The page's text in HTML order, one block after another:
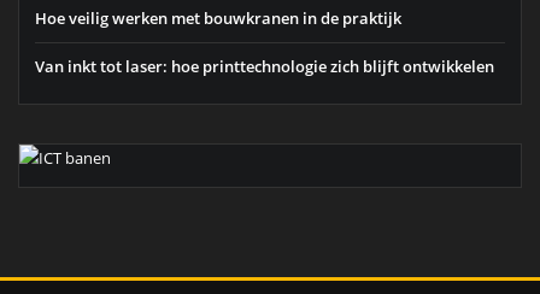
Hoe veilig werken met bouwkranen in de praktijk
Van inkt tot laser: hoe printtechnologie zich blijft ontwikkelen